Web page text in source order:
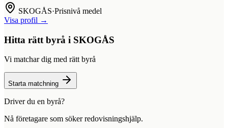
SKOGÅS·Prisnivå medel
Visa profil →
Hitta rätt byrå i SKOGÅS
Vi matchar dig med rätt byrå
Starta matchning
Driver du en byrå?
Nå företagare som söker redovisningshjälp.